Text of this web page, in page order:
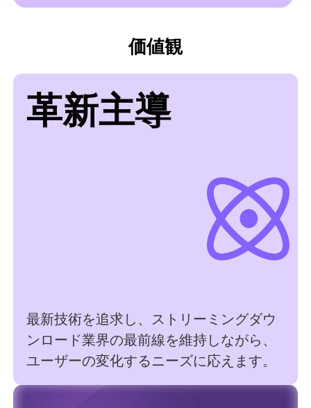
価値観
革新主導
最新技術を追求し、ストリーミングダウ
ンロード業界の最前線を維持しながら、
ユーザーの変化するニーズに応えます。